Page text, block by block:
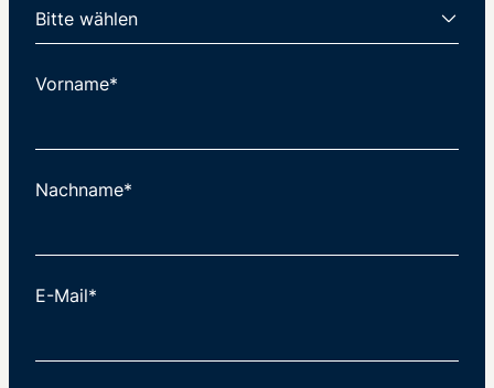
Vorname*
Nachname*
E-Mail*